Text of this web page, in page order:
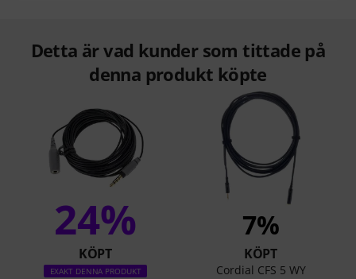
Detta är vad kunder som tittade på
denna produkt köpte
24%
KÖPT
EXAKT DENNA PRODUKT
7%
KÖPT
Cordial CFS 5 WY